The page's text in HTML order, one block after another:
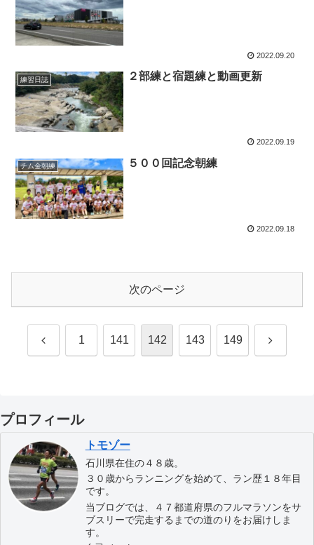
2022.09.20
練習日誌 ２部練と宿題練と動画更新
2022.09.19
チム金朝練 ５００回記念朝練
2022.09.18
次のページ
前 1 141 142 143 149 次
プロフィール
トモゾー
石川県在住の４８歳。
３０歳からランニングを始めて、ラン歴１８年目
です。
当ブログでは、４７都道府県のフルマラソンをサ
ブスリーで完走するまでの道のりをお届けしま
す。